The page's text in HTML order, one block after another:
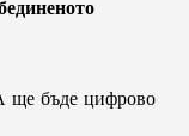
ще бъде цифрово